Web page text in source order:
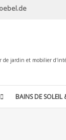
de jardin et mobilier
BAINS DE SOLEIL